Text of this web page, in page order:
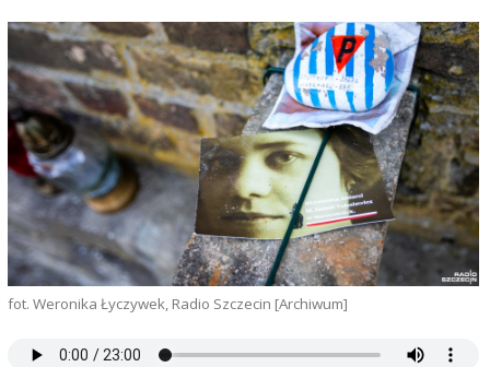
fot. Weronika Łyczywek, Radio Szczecin [Archiwum]